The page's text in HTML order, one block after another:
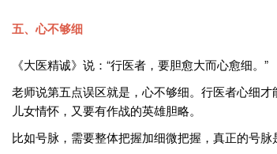
五、心不够细
《大医精诚》说：“行医者，要胆愈大而心愈细。”
老师说第五点误区就是，心不够细。行医者心细
儿女情怀，又要有作战的英雄胆略。
比如号脉，需要整体把握加细微把握，真正的号